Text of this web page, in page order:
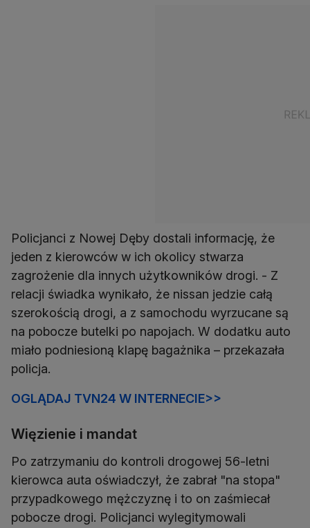
Policjanci z Nowej Dęby dostali informację, że
jeden z kierowców w ich okolicy stwarza
zagrożenie dla innych użytkowników drogi. - Z
relacji świadka wynikało, że nissan jedzie całą
szerokością drogi, a z samochodu wyrzucane są
na pobocze butelki po napojach. W dodatku auto
miało podniesioną klapę bagażnika – przekazała
policja.
OGLĄDAJ TVN24 W INTERNECIE>>
Więzienie i mandat
Po zatrzymaniu do kontroli drogowej 56-letni
kierowca auta oświadczył, że zabrał "na stopa"
przypadkowego mężczyznę i to on zaśmiecał
pobocze drogi. Policjanci wylegitymowali